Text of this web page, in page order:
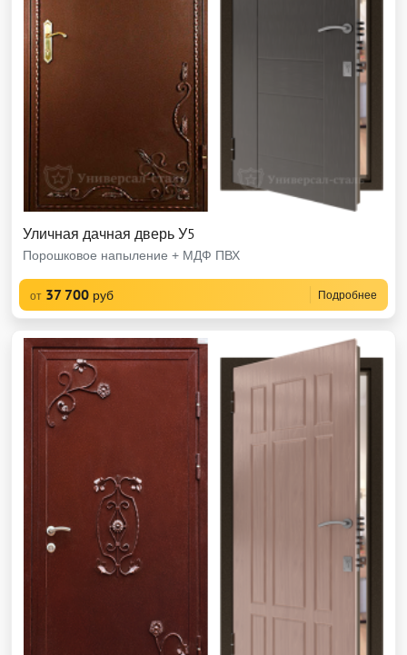
Уличная дачная дверь У5
Порошковое напыление + МДФ ПВХ
от 37 700 руб Подробнее